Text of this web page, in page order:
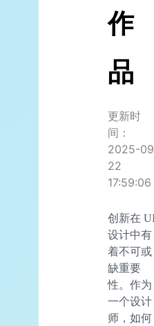
作
品
更新时
间：
2025-
22
17:59:06
创新在
设计中有
着不可或
缺重要
性。作为
一个设计
师，如何